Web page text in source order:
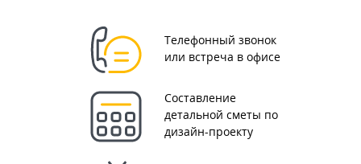
Телефонный звонок
или встреча в офисе
Составление
детальной сметы по
дизайн-проекту